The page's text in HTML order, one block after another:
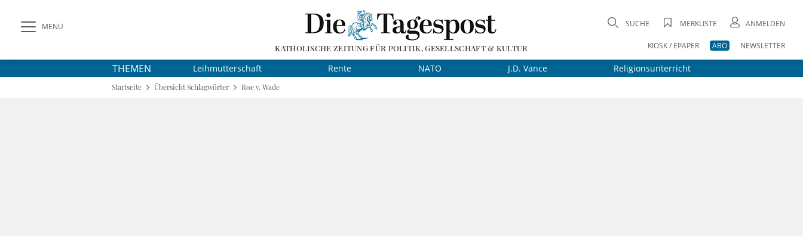
MENÜ
KATHOLISCHE ZEITUNG FÜR POLITIK, GESELLSCHAFT & KULTUR
SUCHE MERKLISTE ANMELDEN
KIOSK / EPAPER ABO NEWSLETTER
THEMEN Leihmutterschaft Rente NATO J.D. Vance Religionsunterricht
Startseite Übersicht Schlagwörter Roe v. Wade